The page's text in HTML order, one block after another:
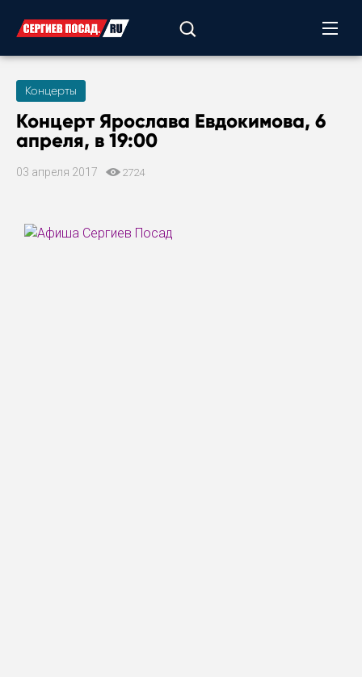
Концерты
Концерт Ярослава Евдокимова, 6
апреля, в 19:00
03 апреля 2017 2724